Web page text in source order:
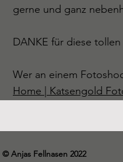
gerne und ganz
DANKE für diese
Wer an einem
Home | Katsengold
© Anjas Fellnasen 2022